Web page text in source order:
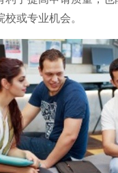
或专业机会。